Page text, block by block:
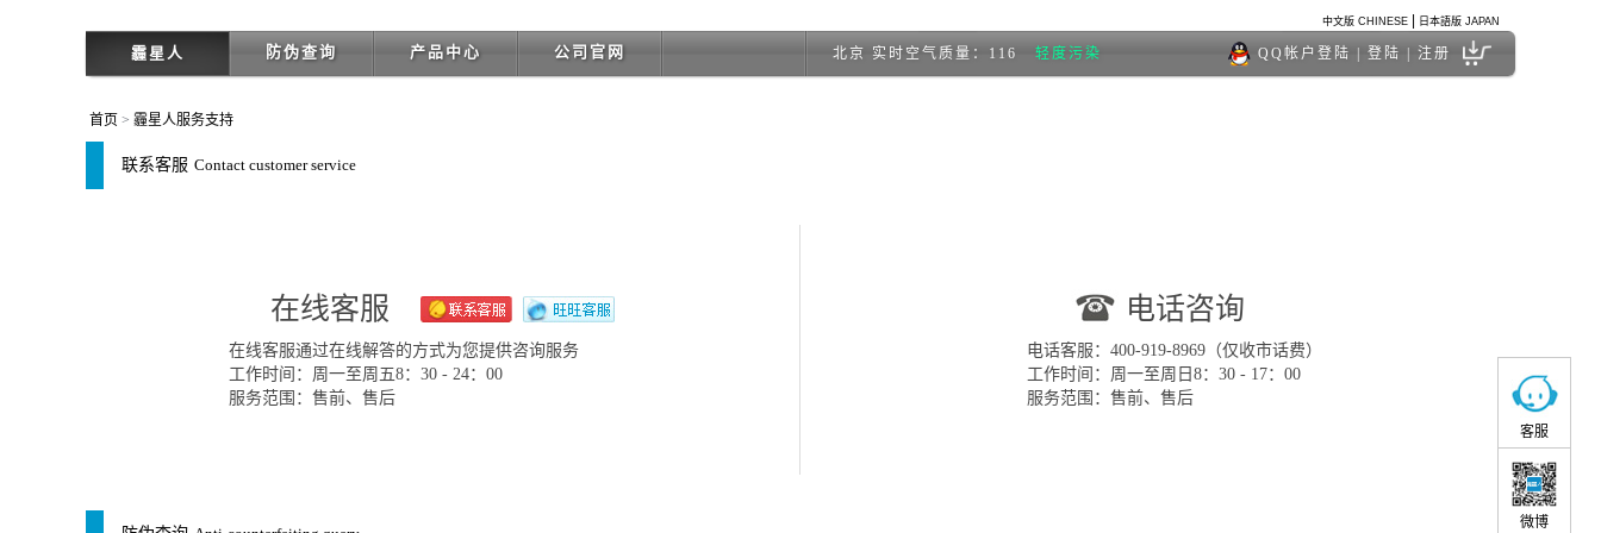
客服
微博
中文版 CHINESE 日本語版 JAPAN
霾星人 防伪查询 产品中心 公司官网 北京 实时空气质量：116 轻度污染 QQ帐户登陆 登陆 注册
首页 > 霾星人服务支持
联系客服 Contact customer service
在线客服
在线客服通过在线解答的方式为您提供咨询服务
工作时间：周一至周五8：30 - 24：00
服务范围：售前、售后
电话咨询
电话客服：400-919-8969（仅收市话费）
工作时间：周一至周日8：30 - 17：00
服务范围：售前、售后